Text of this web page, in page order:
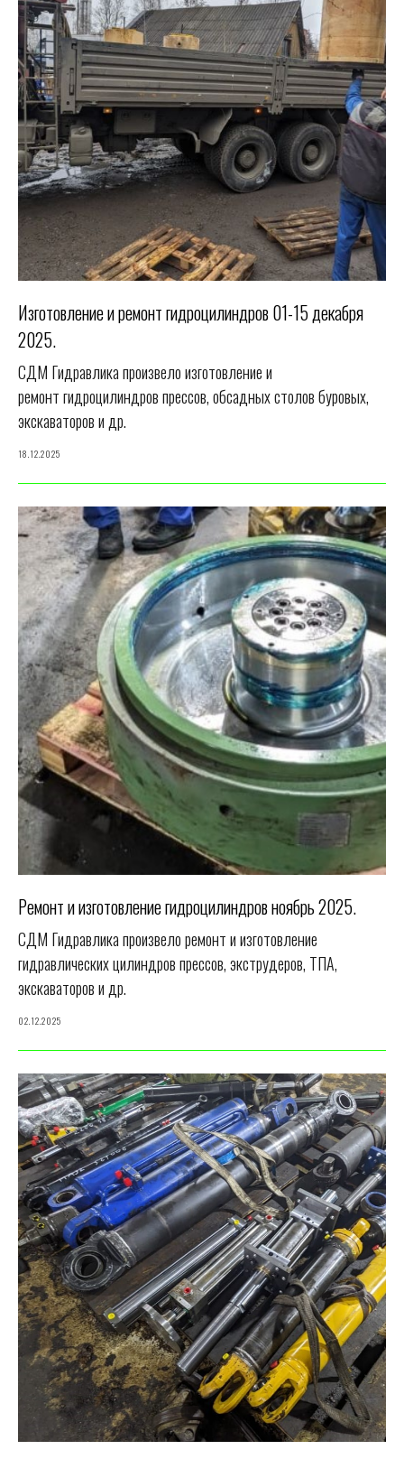
Изготовление и ремонт гидроцилиндров 01-15 декабря
2025.
СДМ Гидравлика произвело изготовление и
ремонт гидроцилиндров прессов, обсадных столов буровых,
экскаваторов и др.
18.12.2025
Ремонт и изготовление гидроцилиндров ноябрь 2025.
СДМ Гидравлика произвело ремонт и изготовление
гидравлических цилиндров прессов, экструдеров, ТПА,
экскаваторов и др.
02.12.2025